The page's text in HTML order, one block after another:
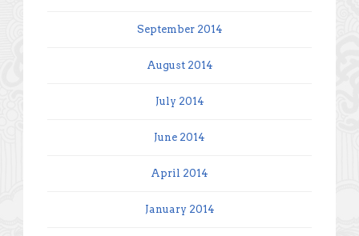
September 2014
August 2014
July 2014
June 2014
April 2014
January 2014